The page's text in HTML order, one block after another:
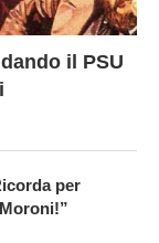
il PSU
per